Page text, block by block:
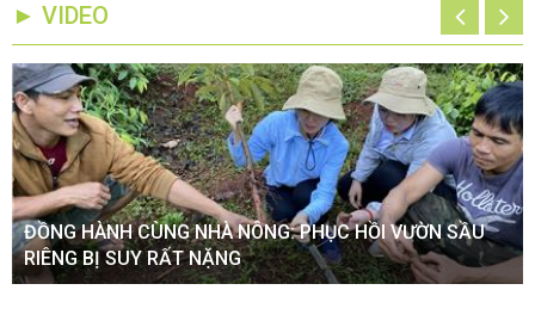
► VIDEO
ĐỒNG HÀNH CÙNG NHÀ NÔNG: PHỤC HỒI VƯỜN SẦU
RIÊNG BỊ SUY RẤT NẶNG